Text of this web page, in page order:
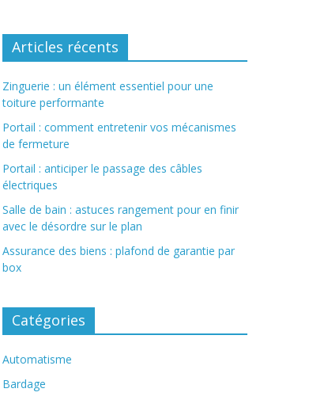
Articles récents
Zinguerie : un élément essentiel pour une
toiture performante
Portail : comment entretenir vos mécanismes
de fermeture
Portail : anticiper le passage des câbles
électriques
Salle de bain : astuces rangement pour en finir
avec le désordre sur le plan
Assurance des biens : plafond de garantie par
box
Catégories
Automatisme
Bardage